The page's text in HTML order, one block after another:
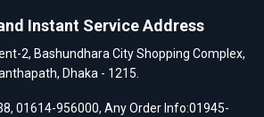
Instant Service Address
2, Bashundhara City Shopping Complex,
Dhaka - 1215.
, 01614-956000, Any Order Info:01945-